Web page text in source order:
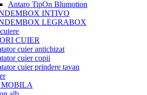
Antaro TipOn Blumotion
INTIVO
LEGRABOX
CUIER
cuier antichizat
cuier copii
cuier prindere tavan